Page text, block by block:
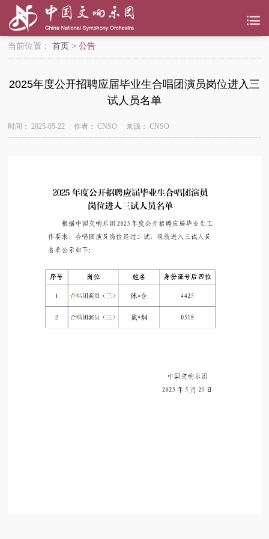
当前位置：首页 >公告
2025年度公开招聘应届毕业生合唱团演员岗位进入三
试人员名单
时间：2025-05-22 作者：CNSO 来源：CNSO